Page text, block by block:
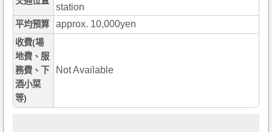
station
平均預算 approx. 10,000yen
收費(場
地費、服
務費、下
酒小菜
等)
Not Available